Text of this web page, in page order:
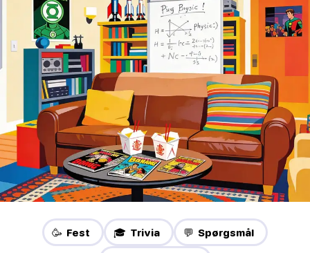
🥳 Fest 🎓 Trivia 💬 Spørgsmål